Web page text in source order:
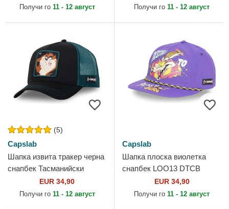
Tunes от Capslab
Получи го 11 - 12 август
Бъни Looney Tunes от
Получи го 11 - 12 август
(5)
Capslab
Шапка извита тракер черна
снапбек Тасманийски
дявол Looney Tunes от
Capslab
EUR 34,90
Получи го 11 - 12 август
Capslab
Шапка плоска виолетка
снапбек LOO13 DTCB
Койот Looney Tunes от
Capslab
EUR 34,90
Получи го 11 - 12 август